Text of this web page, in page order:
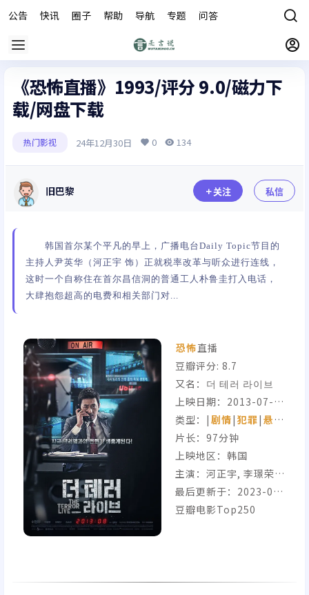
公告 快讯 圈子 帮助 导航 专题 问答
《恐怖直播》1993/评分 9.0/磁力下
载/网盘下载
热门影视 24年12月30日 0 134
旧巴黎 关注 私信
韩国首尔某个平凡的早上，广播电台Daily Topic节目的
主持人尹英华（河正宇 饰）正就税率改革与听众进行连线，
这时一个自称住在首尔昌信洞的普通工人朴鲁圭打入电话，
大肆抱怨超高的电费和相关部门对...
恐怖直播
豆瓣评分: 8.7
又名：더 테러 라이브
上映日期：2013-07-3
1(韩国)
类型：| 剧情| 犯罪| 悬疑
|
片长：97分钟
上映地区：韩国
主演：河正宇, 李璟荣,
全慧珍, 李大为
最后更新于：2023-03-
01
豆瓣电影Top250